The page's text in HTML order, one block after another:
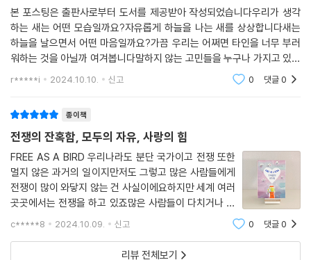
본 포스팅은 출판사로부터 도서를 제공받아 작성되었습니다우리가 생각
하는 새는 어떤 모습일까요?자유롭게 하늘을 나는 새를 상상합니다새는
하늘을 날으면서 어떤 마음일까요?가끔 우리는 어쩌면 타인을 너무 부러
워하는 것을 아닐까 여겨봅니다말하지 않는 고민들을 누구나 가지고 있는
데 말이에요.그렇기에 이 그림책의 제목처럼자유롭게 새처럼 나아가기 위
r*****i 2024.10.10. 신고 0 댓글0
종이책
전쟁의 잔혹함, 모두의 자유, 사랑의 힘
FREE AS A BIRD 우리나라도 분단 국가이고 전쟁 또한
멀지 않은 과거의 일이지만저도 그렇고 많은 사람들에게
전쟁이 많이 와닿지 않는 건 사실이에요하지만 세계 여러
곳곳에서는 전쟁을 하고 있죠많은 사람들이 다치거나 죽
고 삶의 터전을 잃어버리고 있어요러시아와 우크라이나
있어요ㅠ바루 작가님의 신작인 ＜자유롭게 새처럼
c*****8 2024.10.09. 신고 0 댓글0
리뷰 전체보기